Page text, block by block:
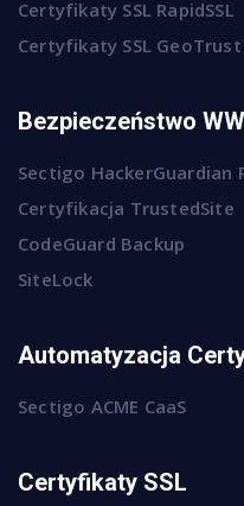
Certyfikaty SSL RapidSSL
Certyfikaty SSL GeoTrust
Bezpieczeństwo
Sectigo HackerGuardian
Certyfikacja TrustedSite
CodeGuard Backup
SiteLock
Automatyzacja
Sectigo ACME CaaS
Certyfikaty SSL